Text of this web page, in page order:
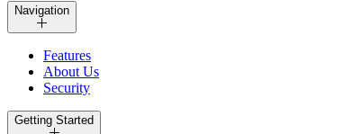
Navigation
Features
About Us
Security
Getting Started